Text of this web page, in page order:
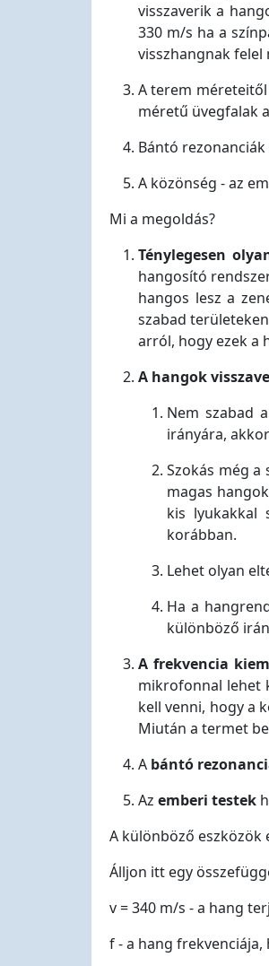
visszaverik a
330 m/s ha a
visszhangnak felel
A terem
méretű üvegfalak
Bántó
A közönség - az
Mi a megoldás?
Ténylegesen
hangosító
hangos lesz a
szabad
arról, hogy ezek a
A hangok
Nem szabad
irányára,
Szokás még
magas
kis lyukakkal
korábban.
Lehet olyan
Ha a
különböző
A frekvencia
mikrofonnal lehet
kell venni, hogy a
Miután a termet
A bántó
Az emberi testek
A különböző eszközök
Álljon itt egy
v = 340 m/s - a hang
f - a hang frekvenciája,